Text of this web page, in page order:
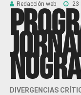
Redacción web 23
DIVERGENCIAS